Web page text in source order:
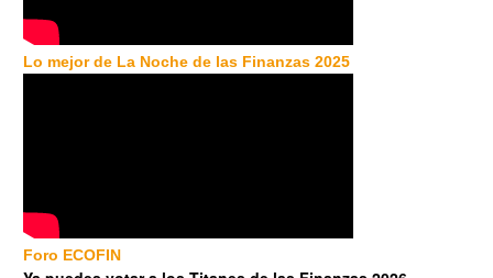
Lo mejor de La Noche de las Finanzas 2025
Foro ECOFIN